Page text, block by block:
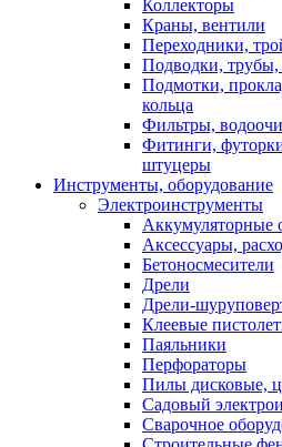
Коллекторы
Краны, вентили
Переходники,
Подводки, трубы,
Подмотки,
кольца
Фильтры,
Фитинги,
штуцеры
Инструменты, оборудование
Электроинструменты
Аккумуляторные
Аксессуары,
Бетоносмесители
Дрели
Дрели-
Клеевые
Паяльники
Перфораторы
Пилы дисковые,
Садовый
Сварочное